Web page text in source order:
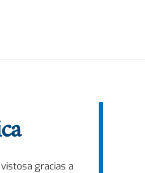
gracias a